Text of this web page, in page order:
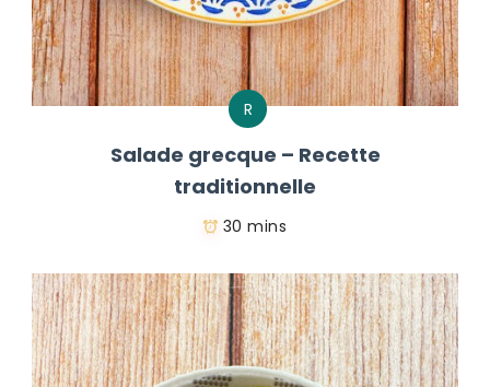
R
Salade grecque – Recette
traditionnelle
30 mins